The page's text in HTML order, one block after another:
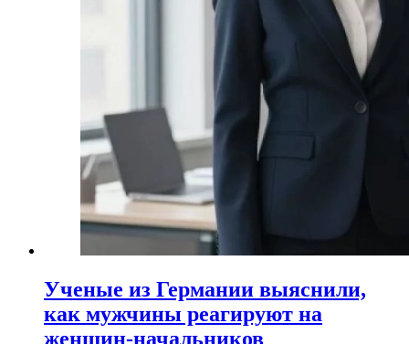
Ученые из Германии выяснили,
как мужчины реагируют на
женщин-начальников